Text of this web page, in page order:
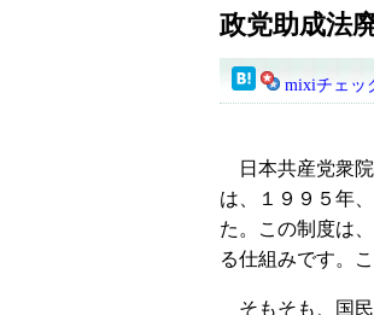
政党助成法
mixiチェッ
日本共産党衆院
は、１９９５年
た。この制度は
る仕組みです。
そもそも、国民